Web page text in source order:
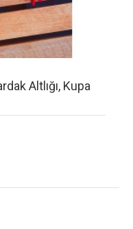
Altlığı, Kupa